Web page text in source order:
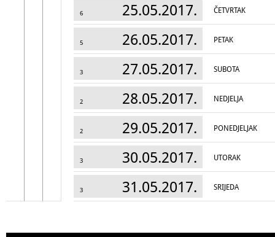
6 25.05.2017. ČETVRTAK
5 26.05.2017. PETAK
3 27.05.2017. SUBOTA
2 28.05.2017. NEDJELJA
2 29.05.2017. PONEDJELJAK
3 30.05.2017. UTORAK
3 31.05.2017. SRIJEDA